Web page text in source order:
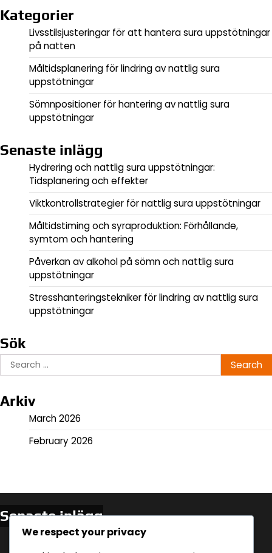
Kategorier
Livsstilsjusteringar för att hantera sura uppstötningar
på natten
Måltidsplanering för lindring av nattlig sura
uppstötningar
Sömnpositioner för hantering av nattlig sura
uppstötningar
Senaste inlägg
Hydrering och nattlig sura uppstötningar:
Tidsplanering och effekter
Viktkontrollstrategier för nattlig sura uppstötningar
Måltidstiming och syraproduktion: Förhållande,
symtom och hantering
Påverkan av alkohol på sömn och nattlig sura
uppstötningar
Stresshanteringstekniker för lindring av nattlig sura
uppstötningar
Sök
Search
for:
Arkiv
March 2026
February 2026
Senaste inlägg
Hydrering och nattlig sura uppstötningar:
We respect your privacy